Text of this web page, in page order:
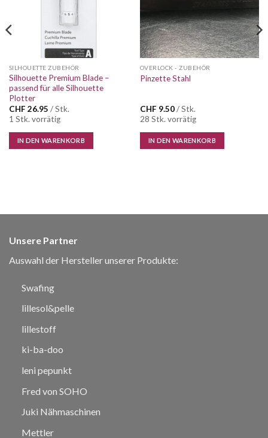
SILHOUETTE ZUBEHÖR
Silhouette Premium Blade –
passend für alle Silhouette
Plotter
CHF 26.95 / Stk.
1 Stk. vorrätig
IN DEN WARENKORB
OVERLOCK - ZUBEHÖR
Pinzette Stahl
CHF 9.50/ Stk.
28 Stk. vorrätig
IN DEN WARENKORB
Unsere Partner
Auswahl der Hersteller unserer Produkte:
Swafing
lillesol&pelle
lillestoff
ki-ba-doo
leni pepunkt
Fred von SOHO
Juki Nähmaschinen
Mettler